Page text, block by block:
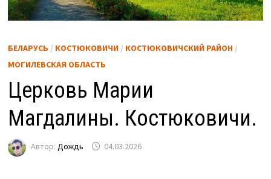
БЕЛАРУСЬ / КОСТЮКОВИЧИ/ КОСТЮКОВИЧСКИЙ РАЙОН/
МОГИЛЕВСКАЯ ОБЛАСТЬ
Церковь Марии
Магдалины. Костюковичи.
Автор: Дождь 04.03.2026